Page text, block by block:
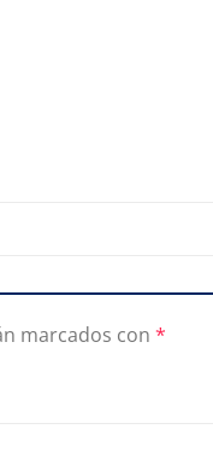
marcados con *